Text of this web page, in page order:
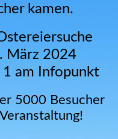
kamen.
März 2024
am Infopunkt
5000 Besucher